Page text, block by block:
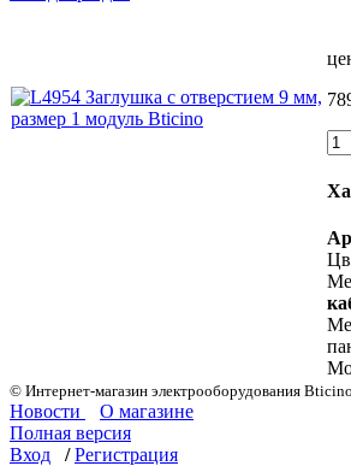
© Интернет-магазин электрооборудования
Новости
О магазине
Полная версия
Вход
/ Регистрация